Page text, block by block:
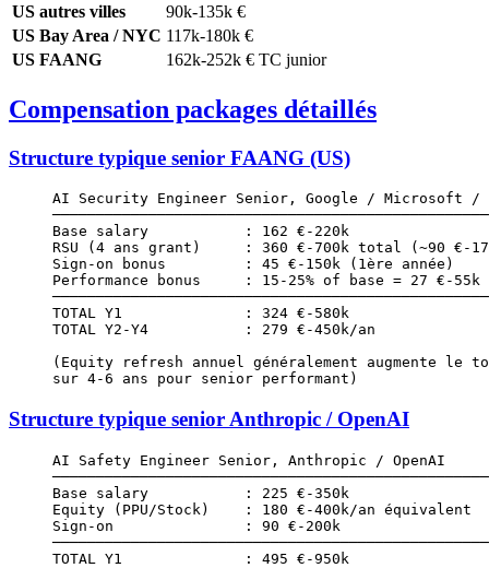
US autres villes
90k-135k €
US Bay Area / NYC 117k-180k €
US FAANG
162k-252k € TC junior
Compensation packages détaillés
Structure typique senior FAANG (US)
AI Security Engineer Senior, Google / Microsoft /
Base salary           : 162 €-220k
RSU (4 ans grant)     : 360 €-700k total (~90 €-
Sign-on bonus         : 45 €-150k (1ère année)
Performance bonus     : 15-25% of base = 27 €-55k
TOTAL Y1              : 324 €-580k
TOTAL Y2-Y4           : 279 €-450k/an
(Equity refresh annuel généralement augmente le
sur 4-6 ans pour senior performant)
Structure typique senior Anthropic / OpenAI
AI Safety Engineer Senior, Anthropic / OpenAI
Base salary           : 225 €-350k
Equity (PPU/Stock)    : 180 €-400k/an équivalent
Sign-on               : 90 €-200k
TOTAL Y1              : 495 €-950k